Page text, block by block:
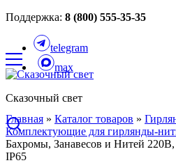
Поддержка: 8 (800) 555-35-35
telegram
max
Сказочный свет
Главная » Каталог товаров »
Комплектующие для гирлянды-
Бахромы, Занавесов и Нитей
IP65